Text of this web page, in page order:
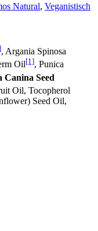
Natural, Veganistisch
, Argania Spinosa
Oil[1], Punica
Canina Seed
Oil, Tocopherol
Seed Oil,